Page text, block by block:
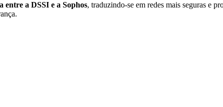
entre a DSSI e a Sophos, traduzindo-se em redes mais seguras e